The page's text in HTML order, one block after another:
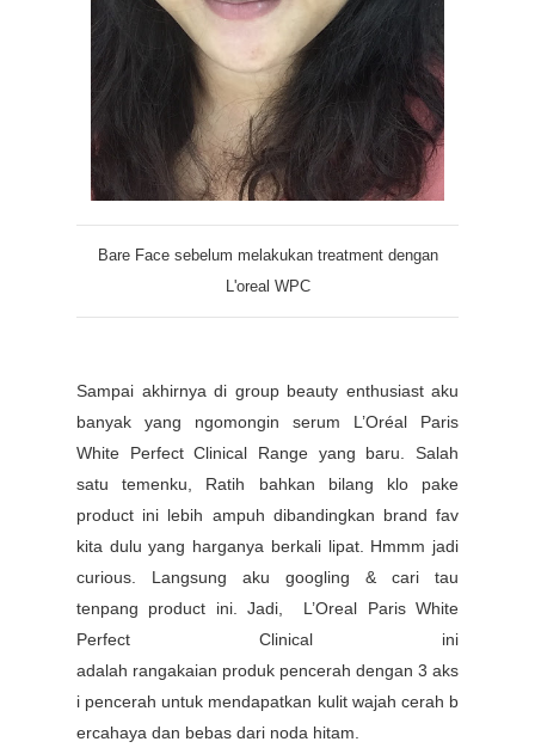
Bare Face sebelum melakukan treatment dengan
L'oreal WPC
Sampai akhirnya di group beauty enthusiast aku
banyak yang ngomongin serum L’Oréal Paris
White Perfect Clinical Range yang baru. Salah
satu temenku, Ratih bahkan bilang klo pake
product ini lebih ampuh dibandingkan brand fav
kita dulu yang harganya berkali lipat. Hmmm jadi
curious. Langsung aku googling & cari tau
tenpang product ini. Jadi, L’Oreal Paris White
Perfect Clinical ini
adalah rangakaian produk pencerah dengan 3 aks
i pencerah untuk mendapatkan kulit wajah cerah b
ercahaya dan bebas dari noda hitam.